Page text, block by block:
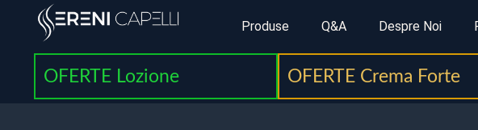
Produse Q&A Despre Noi
OFERTE Lozione OFERTE Crema Forte